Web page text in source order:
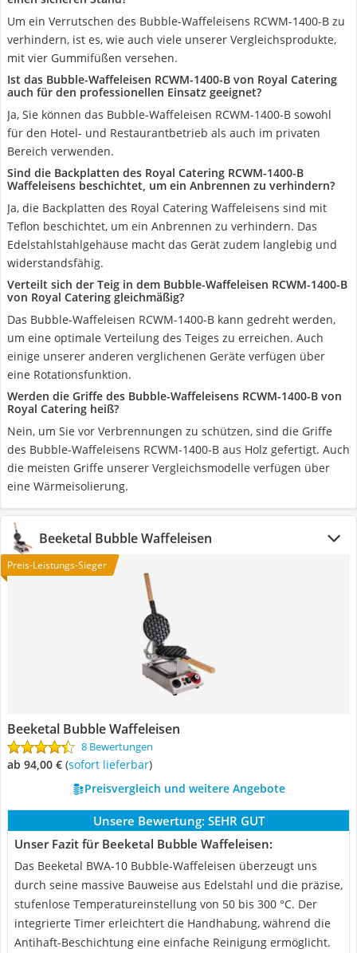
Um ein Verrutschen des Bubble-Waffeleisens RCWM-1400-B zu
verhindern, ist es, wie auch viele unserer Vergleichsprodukte,
mit vier Gummifüßen versehen.
Ist das Bubble-Waffeleisen RCWM-1400-B von Royal Catering
auch für den professionellen Einsatz geeignet?
Ja, Sie können das Bubble-Waffeleisen RCWM-1400-B sowohl
für den Hotel- und Restaurantbetrieb als auch im privaten
Bereich verwenden.
Sind die Backplatten des Royal Catering RCWM-1400-B
Waffeleisens beschichtet, um ein Anbrennen zu verhindern?
Ja, die Backplatten des Royal Catering Waffeleisens sind mit
Teflon beschichtet, um ein Anbrennen zu verhindern. Das
Edelstahlstahlgehäuse macht das Gerät zudem langlebig und
widerstandsfähig.
Verteilt sich der Teig in dem Bubble-Waffeleisen RCWM-1400-B
von Royal Catering gleichmäßig?
Das Bubble-Waffeleisen RCWM-1400-B kann gedreht werden,
um eine optimale Verteilung des Teiges zu erreichen. Auch
einige unserer anderen verglichenen Geräte verfügen über
eine Rotationsfunktion.
Werden die Griffe des Bubble-Waffeleisens RCWM-1400-B von
Royal Catering heiß?
Nein, um Sie vor Verbrennungen zu schützen, sind die Griffe
des Bubble-Waffeleisens RCWM-1400-B aus Holz gefertigt. Auch
die meisten Griffe unserer Vergleichsmodelle verfügen über
eine Wärmeisolierung.
Beeketal Bubble Waffeleisen
Preis-Leistungs-Sieger
Beeketal Bubble Waffeleisen
8 Bewertungen
ab 94,00 € ( Sofort lieferbar)
Preisvergleich und weitere Angebote
Unsere Bewertung: SEHR GUT
Unser Fazit für Beeketal Bubble Waffeleisen:
Das Beeketal BWA-10 Bubble-Waffeleisen überzeugt uns
durch seine massive Bauweise aus Edelstahl und die präzise,
stufenlose Temperatureinstellung von 50 bis 300 °C. Der
integrierte Timer erleichtert die Handhabung, während die
Antihaft-Beschichtung eine einfache Reinigung ermöglicht.